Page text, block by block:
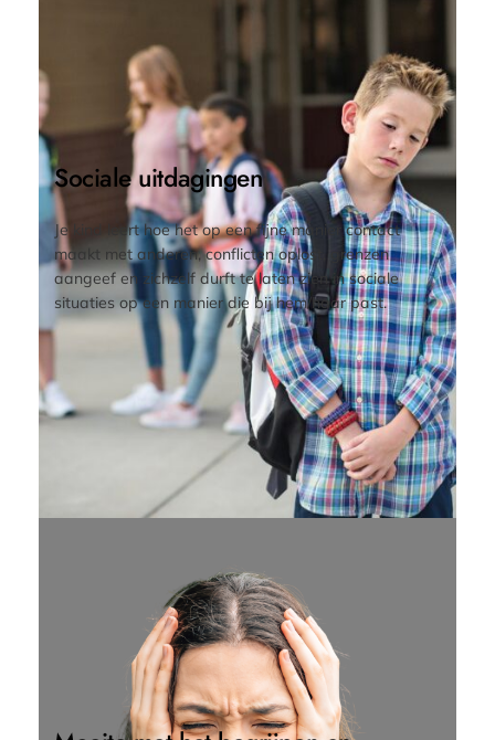
Sociale uitdagingen
Je kind leert hoe het op een fijne manier contact
maakt met anderen, conflicten oplost, grenzen
aangeef en zichzelf durft te laten zien in sociale
situaties op een manier die bij hem/haar past.